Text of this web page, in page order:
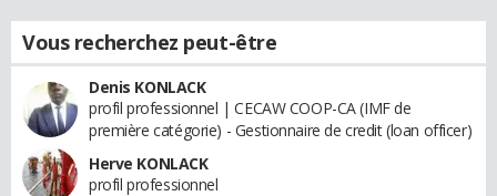
Vous recherchez peut-être
Denis KONLACK
profil professionnel | CECAW COOP-CA (IMF de
première catégorie) - Gestionnaire de credit (loan officer)
Herve KONLACK
profil professionnel